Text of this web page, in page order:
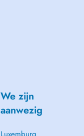
We zijn
aanwezig